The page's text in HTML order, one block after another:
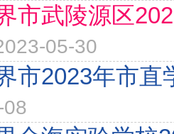
市武陵源区
05-30
市2023年市直